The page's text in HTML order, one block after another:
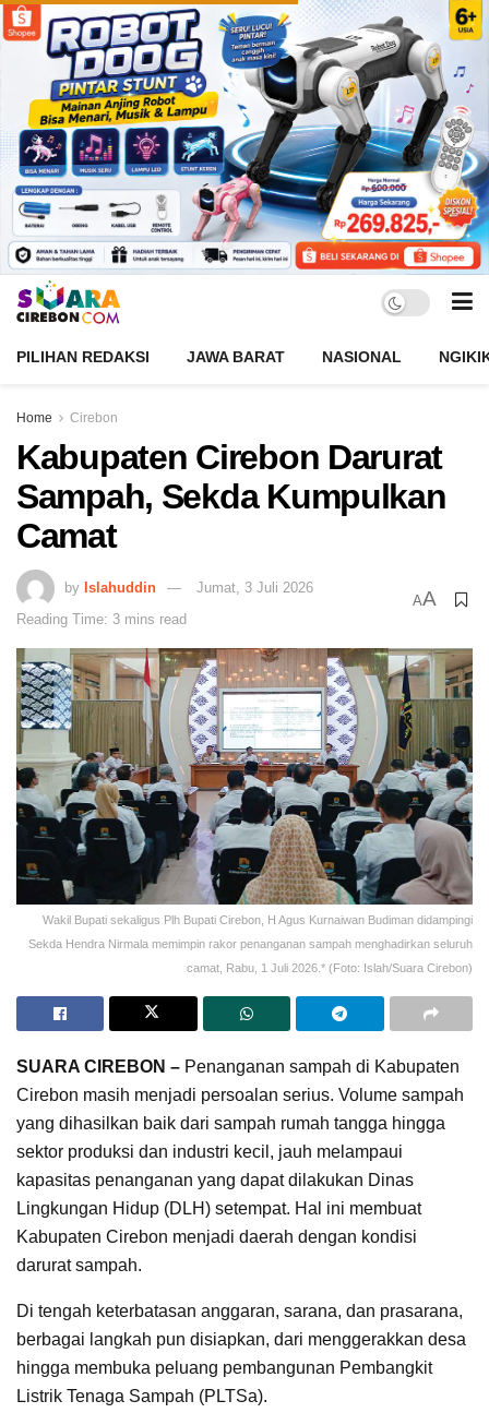
PILIHAN REDAKSI JAWA BARAT NASIONAL
Home Cirebon
Kabupaten Cirebon Darurat
Sampah, Sekda Kumpulkan
Camat
by Islahuddin
Jumat, 3 Juli 2026
Reading Time: 3 mins read
AA
Wakil Bupati sekaligus Plh Bupati Cirebon, H Agus Kurnaiwan Budiman didampingi
Sekda Hendra Nirmala memimpin rakor penanganan sampah menghadirkan seluruh
camat, Rabu, 1 Juli 2026.* (Foto: Islah/Suara Cirebon)
SUARA CIREBON – Penanganan sampah di Kabupaten
Cirebon masih menjadi persoalan serius. Volume sampah
yang dihasilkan baik dari sampah rumah tangga hingga
sektor produksi dan industri kecil, jauh melampaui
kapasitas penanganan yang dapat dilakukan Dinas
Lingkungan Hidup (DLH) setempat. Hal ini membuat
Kabupaten Cirebon menjadi daerah dengan kondisi
darurat sampah.
Di tengah keterbatasan anggaran, sarana, dan prasarana,
berbagai langkah pun disiapkan, dari menggerakkan desa
hingga membuka peluang pembangunan Pembangkit
Listrik Tenaga Sampah (PLTSa).